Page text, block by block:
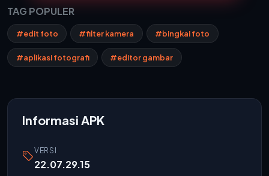
TAG POPULER
#edit foto #filter kamera #bingkai foto
#aplikasi fotografi #editor gambar
Informasi APK
VERSI
22.07.29.15